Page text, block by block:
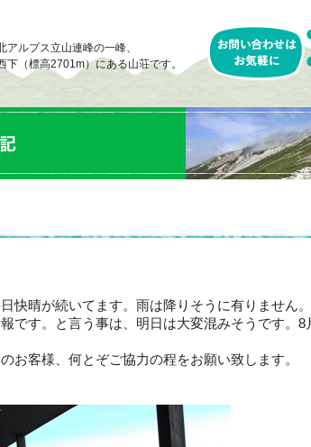
アルプス立山連峰の一峰、
下（標高2701m）にある山荘です。
快晴が続いてます。雨は降りそうに有りません
です。と言う事は、明日は大変混みそうです。
お客様、何とぞご協力の程をお願い致します。